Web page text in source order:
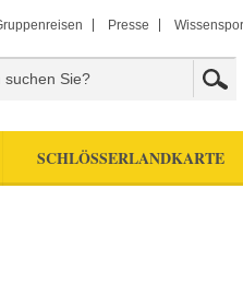
Presse
SCHLÖSSERLANDKARTE